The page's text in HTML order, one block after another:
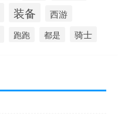
装备 西游
跑跑 都是 骑士